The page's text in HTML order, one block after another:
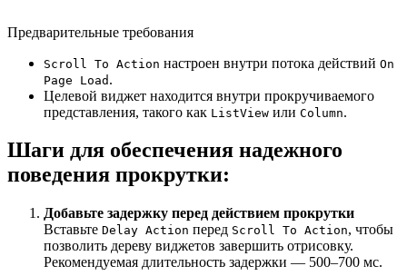
Предварительные требования
Scroll To Action настроен внутри потока действий On
Page Load .
Целевой виджет находится внутри прокручиваемого
представления, такого как ListView или Column.
Шаги для обеспечения надежного
поведения прокрутки:
Добавьте задержку перед действием прокрутки
Вставьте Delay Action перед Scroll To Action, чтобы
позволить дереву виджетов завершить отрисовку.
Рекомендуемая длительность задержки — 500–700 мс.